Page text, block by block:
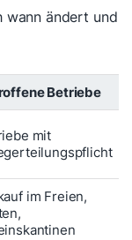
wann ändert und
Betriebe
mit
im Freien,